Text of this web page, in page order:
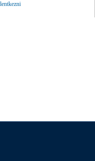
50. évfordulója tartalommal